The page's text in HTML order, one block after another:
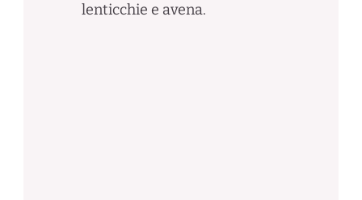
lenticchie e avena.